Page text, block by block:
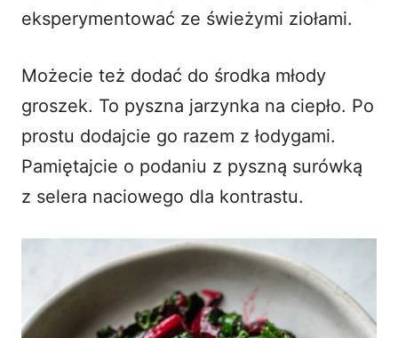
eksperymentować ze świeżymi ziołami.
Możecie też dodać do środka młody
groszek. To pyszna jarzynka na ciepło. Po
prostu dodajcie go razem z łodygami.
Pamiętajcie o podaniu z pyszną surówką
z selera naciowego dla kontrastu.